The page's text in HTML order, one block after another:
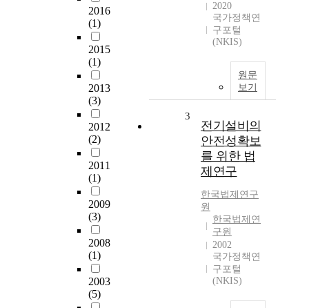
2016
(1)
2015
(1)
2013
(3)
2012
(2)
2011
(1)
2009
(3)
2008
(1)
2003
(5)
2020
국가정책연
구포털
(NKIS)
원문
보기
3
전기설비의
안전성확보
를 위한 법
제연구
한국법제연구
원
한국법제연
구원
2002
국가정책연
구포털
(NKIS)